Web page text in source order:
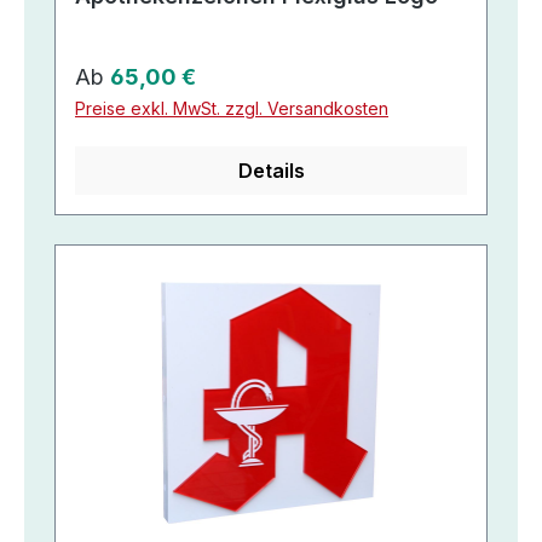
Regulärer Preis:
Ab 65,00 €
Preise exkl. MwSt. zzgl. Versandkosten
Details